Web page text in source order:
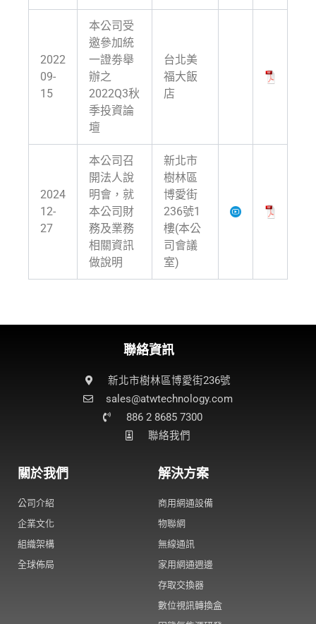
2022
09-
15
本公司受
邀參加統
一證劵舉
辦之
2022Q3秋
季投資論
壇
台北美
福大飯
店
2024
12-
27
本公司召
開法人說
明會，就
本公司財
務及業務
相關資訊
做說明
新北市
樹林區
博愛街
236號1
樓(本公
司會議
室)
聯絡資訊
新北市樹林區博愛街236號
sales@atwtechnology.com​
886 2 8685 7300
聯絡我們
關於我們
公司介紹
企業文化
組織架構
全球佈局
解決方案
商用網通設備
物聯網
無線通訊
家用網通週邊
存取交換器
數位視訊轉換盒